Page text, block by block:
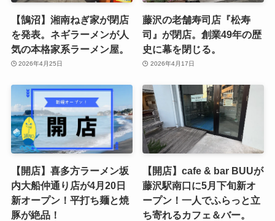
【鵠沼】湘南ねぎ家が閉店
を発表。ネギラーメンが人
気の本格家系ラーメン屋。
2026年4月25日
藤沢の老舗寿司店『松寿
司』が閉店。創業49年の歴
史に幕を閉じる。
2026年4月17日
【開店】喜多方ラーメン坂
内大船仲通り店が4月20日
新オープン！平打ち麺と焼
豚が絶品！
【開店】cafe & bar BUUが
藤沢駅南口に5月下旬新オ
ープン！一人でふらっと立
ち寄れるカフェ＆バー。